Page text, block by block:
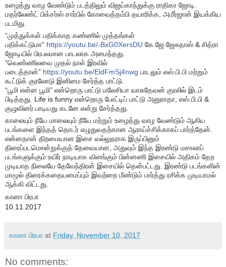
உழைத்து வாழ வேண்டும் படத்திலும் விஜய்காந்துக்கு ராதிகா ஜோடி.
மதர்லேண்ட் பிக்சர்ஸ் சார்பில் கோவைத்தம்பி தயாரிக்க, அமீர்ஜான் இயக்கிய
படமிது.
“முத்துக்கள் பதிக்காத கண்ணில் முத்தங்கள்
பதிக்கட்டுமா” https://youtu.be/-BxG0XersDU கே.ஜே.ஜேசுதாஸ் & சித்ரா
ஜோடியில் பிரபலமான பாடலாக அமைந்தது.
“வெண்ணிலவை முதல் நாள் இரவில்
படைத்தான்” https://youtu.be/EldFmSj4nwg பாடலும் எஸ்.பி.பி மற்றும்
கூட்டுக் குரலோடு இனிமை சேர்த்த பாட்டு.
“பூமி என்ன பூமி” என்றொரு பாட்டு மலேசியா வாசுதேவன் குரலில் இடம்
பிடித்தது. Life is funny என்றொரு போட்டிப் பாட்டு அனுராதா, எஸ்.பி.பி &
குழுவினர் பாடியது கடனே என்று சேர்த்தது.
காலையும் நீயே மாலையும் நீயே மற்றும் உழைத்து வாழ வேண்டும் ஆகிய
படங்களை இந்தத் தொடர் எழுதுவதற்கான ஆராய்ச்சிக்காகப் பார்த்தேன்.
என்னதான் திறமையான இசை வல்லுநராக இருப்பினும்
திரைப்படமொன்றுக்குத் தேவையான, அதுவும் இந்த இரண்டு மசாலாப்
படங்களுக்கும் உயிர் நாடியாக விளங்கும் பின்னணி இசையில் அதிகம் தேற
முடியாத நிலையே தேவேந்திரன் இசையில் தென்பட்டது. இரண்டு படங்களின்
மாமூல் திரைக்கதையமைப்பும் இவற்றை மீண்டும் பார்த்து ரசிக்க முடியாமல்
ஆக்கி விட்டது.
‪கானா பிரபா‬
‪10.11.2017‬
கானா பிரபா at Friday, November 10, 2017
No comments: